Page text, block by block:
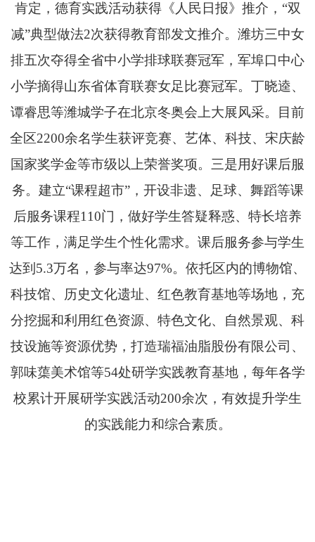
肯定，德育实践活动获得《人民日报》推介，“双
减”典型做法2次获得教育部发文推介。潍坊三中女
排五次夺得全省中小学排球联赛冠军，军埠口中心
小学摘得山东省体育联赛女足比赛冠军。丁晓逵、
谭睿思等潍城学子在北京冬奥会上大展风采。目前
全区2200余名学生获评竞赛、艺体、科技、宋庆龄
国家奖学金等市级以上荣誉奖项。 三是用好课后服
务。建立“课程超市”，开设非遗、
足球、 舞蹈等课
后服务课程110门， 做好学生答疑释惑、特长培养
等工作， 满足学生个性化需求。课后服务参与学生
达到5.3万名，参与率达97%。依托区内的博物馆、
科技馆、历史文化遗址、红色教育基地等场地，充
分挖掘和利用红色资源、特色文化、自然景观、科
技设施等资源优势，打造瑞福油脂股份有限公司、
郭味蕖美术馆等54处研学实践教育基地，每年各学
校累计开展研学实践活动200余次，有效提升学生
的实践能力和综合素质。